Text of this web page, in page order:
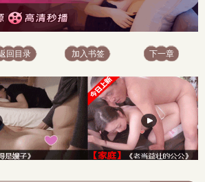
回目录 加入书签 下一章